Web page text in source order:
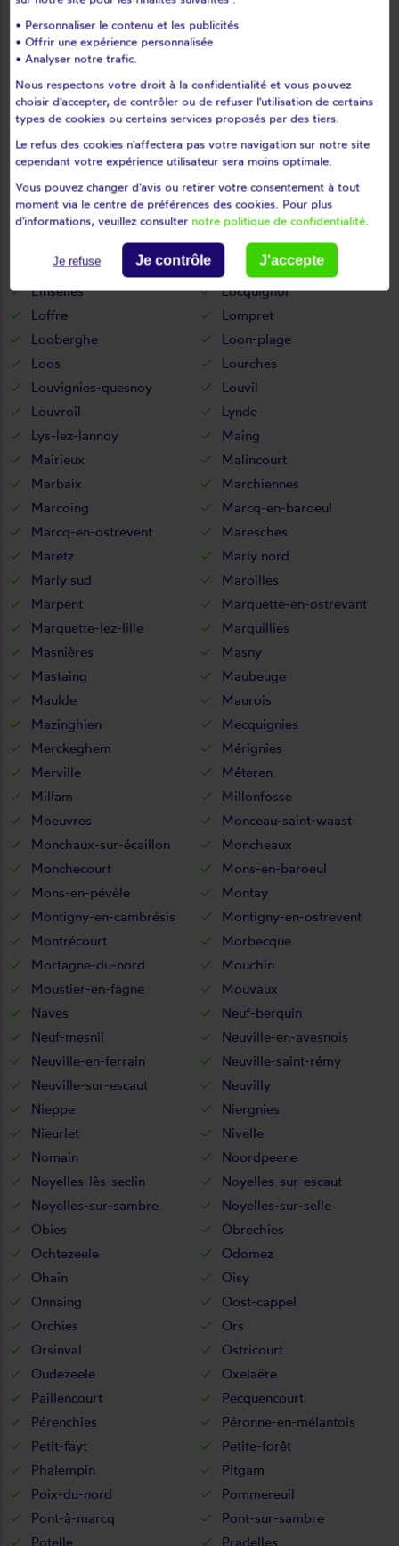
Le doulieu
Le maisnil
Le quesnoy
Ledringhem
Leers
Leffrinckoucke
Les moëres
Les rues-des-vignes
Lesdain
Lesquin
Leval
Lewarde
Lez-fontaine
Lezennes
Liessies
Lieu-saint-amand
Ligny-en-cambrésis
Lille
Limont-fontaine
Linselles
Locquignol
Loffre
Lompret
Looberghe
Loon-plage
Loos
Lourches
Louvignies-quesnoy
Louvil
Louvroil
Lynde
Lys-lez-lannoy
Maing
Mairieux
Malincourt
Marbaix
Marchiennes
Marcoing
Marcq-en-baroeul
Marcq-en-ostrevent
Maresches
Maretz
Marly nord
Marly sud
Maroilles
Marpent
Marquette-en-ostrevant
Marquette-lez-lille
Marquillies
Masnières
Masny
Mastaing
Maubeuge
Maulde
Maurois
Mazinghien
Mecquignies
Merckeghem
Mérignies
Merville
Méteren
Millam
Millonfosse
Moeuvres
Monceau-saint-waast
Monchaux-sur-écaillon
Moncheaux
Monchecourt
Mons-en-baroeul
Mons-en-pévèle
Montay
Montigny-en-cambrésis
Montigny-en-ostrevent
Montrécourt
Morbecque
Mortagne-du-nord
Mouchin
Moustier-en-fagne
Mouvaux
Naves
Neuf-berquin
Neuf-mesnil
Neuville-en-avesnois
Neuville-en-ferrain
Neuville-saint-rémy
Neuville-sur-escaut
Neuvilly
Nieppe
Niergnies
Nieurlet
Nivelle
Nomain
Noordpeene
Noyelles-lès-seclin
Noyelles-sur-escaut
Noyelles-sur-sambre
Noyelles-sur-selle
Obies
Obrechies
Ochtezeele
Odomez
Ohain
Oisy
Onnaing
Oost-cappel
Orchies
Ors
Orsinval
Ostricourt
Oudezeele
Oxelaëre
Paillencourt
Pecquencourt
Pérenchies
Péronne-en-mélantois
Petit-fayt
Petite-forêt
Phalempin
Pitgam
Poix-du-nord
Pommereuil
Pont-à-marcq
Pont-sur-sambre
Potelle
Pradelles
• Personnaliser le contenu et les publicités
• Offrir une expérience personnalisée
• Analyser notre trafic.
Nous respectons votre droit à la confidentialité et vous pouvez
choisir d'accepter, de contrôler ou de refuser l'utilisation de certains
types de cookies ou certains services proposés par des tiers.
Le refus des cookies n'affectera pas votre navigation sur notre site
cependant votre expérience utilisateur sera moins optimale.
Vous pouvez changer d'avis ou retirer votre consentement à tout
moment via le centre de préférences des cookies. Pour plus
d'informations, veuillez consulter notre politique de confidentialité.
Je refuse Je contrôle J'accepte